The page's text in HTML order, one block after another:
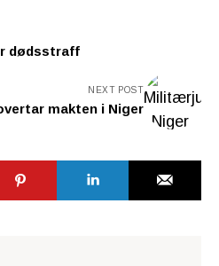
dødsstraff
NEXT POST
makten i Niger